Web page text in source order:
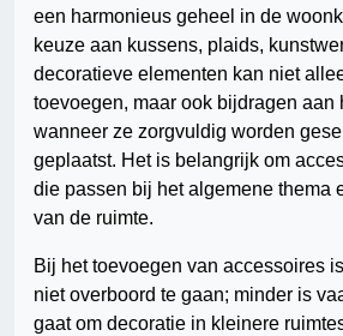
een harmonieus geheel in de
keuze aan kussens, plaids,
decoratieve elementen kan niet
toevoegen, maar ook bijdragen aan
wanneer ze zorgvuldig worden
geplaatst. Het is belangrijk om
die passen bij het algemene thema
van de ruimte.
Bij het toevoegen van accessoires
niet overboord te gaan; minder is
gaat om decoratie in kleinere